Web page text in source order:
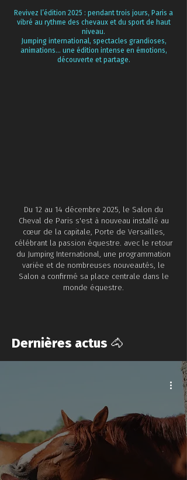
Revivez l’édition 2025 : pendant trois jours, Paris a
vibré au rythme des chevaux et du sport de haut
niveau.
Jumping international, spectacles grandioses,
animations… une édition intense en émotions,
découverte et partage.
​Du 12 au 14 décembre 2025, le Salon du
Cheval de Paris s'est à nouveau installé au
cœur de la capitale, Porte de Versailles,
célébrant la passion équestre. avec le retour
du Jumping International, une programmation
variée et de nombreuses nouveautés, le
Salon a confirmé sa place centrale dans le
monde équestre.
Dernières actus 🐴